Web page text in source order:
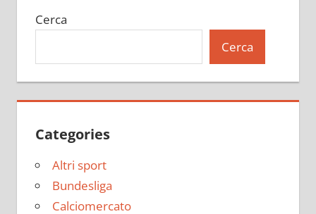
Cerca
Cerca
Categories
Altri sport
Bundesliga
Calciomercato